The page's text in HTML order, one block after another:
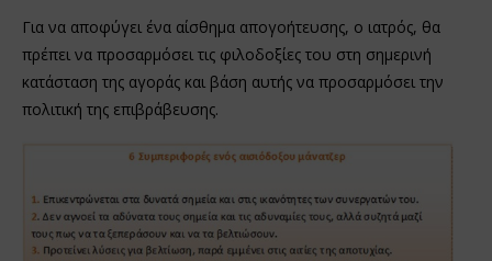
Για να αποφύγει ένα αίσθημα απογοήτευσης, ο ιατρός, θα
πρέπει να προσαρμόσει τις φιλοδοξίες του στη σημερινή
κατάσταση της αγοράς και βάση αυτής να προσαρμόσει την
πολιτική της επιβράβευσης.